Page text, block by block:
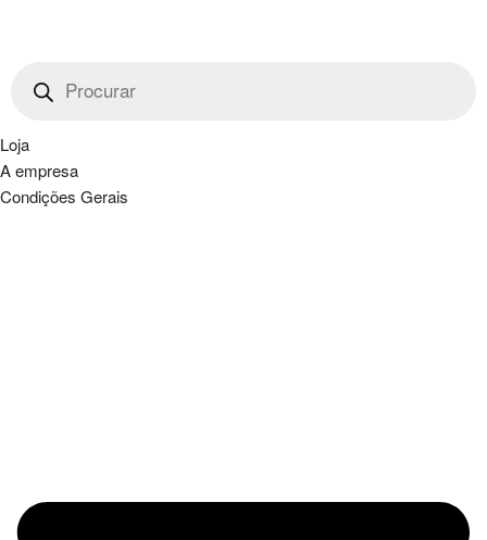
search
Loja
A empresa
Condições Gerais